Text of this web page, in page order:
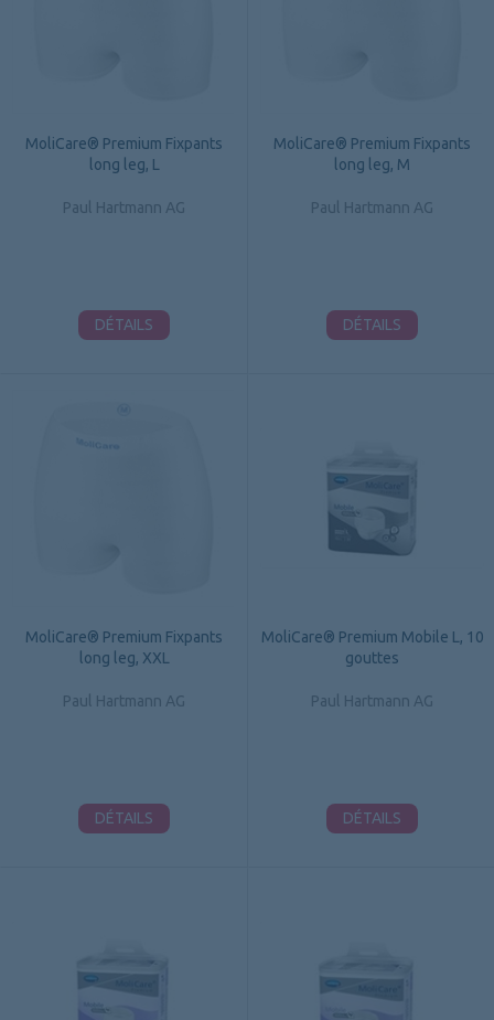
MoliCare® Premium Fixpants
long leg, L
Paul Hartmann AG
DÉTAILS
MoliCare® Premium Fixpants
long leg, M
Paul Hartmann AG
DÉTAILS
MoliCare® Premium Fixpants
long leg, XXL
Paul Hartmann AG
DÉTAILS
MoliCare® Premium Mobile L, 10
gouttes
Paul Hartmann AG
DÉTAILS